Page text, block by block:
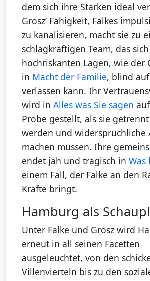
dem sich ihre Stärken ideal
Grosz‘ Fähigkeit, Falkes
zu kanalisieren, macht sie zu
schlagkräftigen Team, das
hochriskanten Lagen, wie der
in Macht der Familie, blind
verlassen kann. Ihr
wird in Alles was Sie sagen
Probe gestellt, als sie
werden und widersprüchliche
machen müssen. Ihre
endet jäh und tragisch in Was
einem Fall, der Falke an den
Kräfte bringt.
Hamburg als
Unter Falke und Grosz wird
erneut in all seinen Facetten
ausgeleuchtet, von den
Villenvierteln bis zu den